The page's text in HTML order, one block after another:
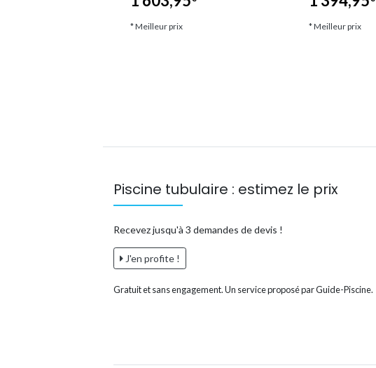
* Meilleur prix * Meilleur prix
Piscine tubulaire : estimez le prix
Recevez jusqu'à 3 demandes de devis !
J'en profite !
Gratuit et sans engagement. Un service proposé par Guide-Piscine.